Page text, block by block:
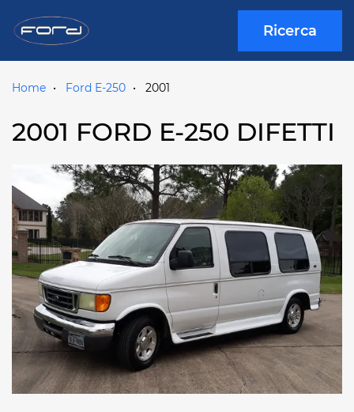
Ricerca
Home Ford E-250 2001
2001 FORD E-250 DIFETTI